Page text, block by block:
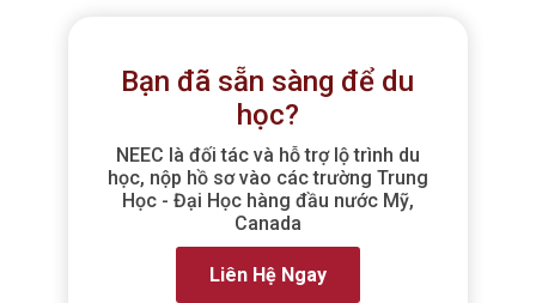
Bạn đã sẵn sàng để du
học?
NEEC là đối tác và hỗ trợ lộ trình du
học, nộp hồ sơ vào các trường Trung
Học - Đại Học hàng đầu nước Mỹ,
Canada
Liên Hệ Ngay